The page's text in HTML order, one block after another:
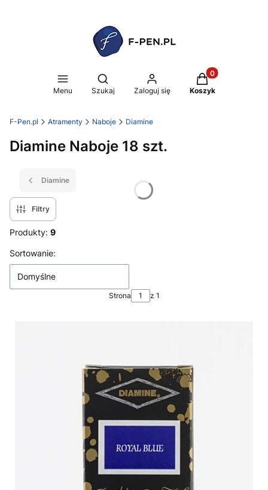
Menu
Otwórz wyszukiwarkę
Szukaj Zaloguj się
Produkty w
Koszyk
F-Pen.pl Atramenty Naboje Diamine
Diamine Naboje 18 szt.
Diamine
Filtry
Produkty: 9
Lista produktów
Sortowanie:
Domyślne
Strona z 1